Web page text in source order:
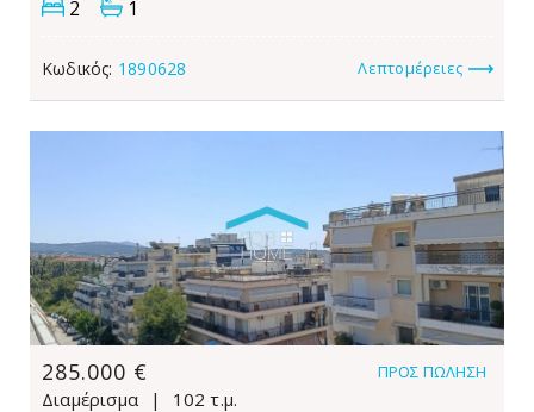
2 1
Κωδικός: 1890628 Λεπτομέρειες
285.000 € ΠΡΟΣ ΠΏΛΗΣΗ
Διαμέρισμα
102 τ.μ.